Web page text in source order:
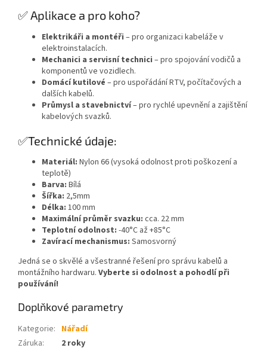
✅ Aplikace a pro koho?
Elektrikáři a montéři – pro organizaci kabeláže v
elektroinstalacích.
Mechanici a servisní technici – pro spojování vodičů a
komponentů ve vozidlech.
Domácí kutilové – pro uspořádání RTV, počítačových a
dalších kabelů.
Průmysl a stavebnictví– pro rychlé upevnění a zajištění
kabelových svazků.
✅Technické údaje:
Materiál: Nylon 66 (vysoká odolnost proti poškození a
teplotě)
Barva: Bílá
Šířka: 2,5mm
Délka: 100 mm
Maximální průměr svazku: cca. 22 mm
Teplotní odolnost: -40°C až +85°C
Zavírací mechanismus: Samosvorný
Jedná se o skvělé a všestranné řešení pro správu kabelů a
montážního hardwaru. Vyberte si odolnost a pohodlí při
používání!
Doplňkové parametry
Kategorie: Nářadí
Záruka:
2 roky